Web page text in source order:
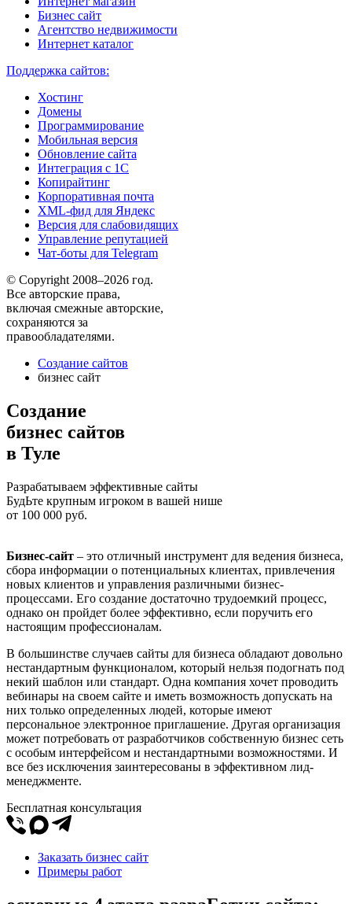
Бизнес сайт
Агентство недвижимости
Интернет каталог
Поддержка сайтов:
Хостинг
Домены
Программирование
Мобильная версия
Обновление сайта
Интеграция с 1С
Копирайтинг
Корпоративная почта
XML-фид для Яндекс
Версия для слабовидящих
Управление репутацией
Чат-боты для Telegram
© Copyright 2008–2026 год.
Все авторские права,
включая смежные авторские,
сохраняются за
правообладателями.
Создание сайтов
бизнес сайт
Созданиe
бизнес сайтов
в Туле
Разрабатываем эффективные сайты
БудЬте крупным игроком в вашей нише
от 100 000 руб.
Бизнес-сайт – это отличный инструмент для ведения бизнеса,
сбора информации о потенциальных клиентах, привлечения
новых клиентов и управления различными бизнес-
процессами. Его создание достаточно трудоемкий процесс,
однако он пройдет более эффективно, если поручить его
настоящим профессионалам.
В большинстве случаев сайты для бизнеса обладают довольно
нестандартным функционалом, который нельзя подогнать под
некий шаблон или стандарт. Одна компания хочет проводить
вебинары на своем сайте и иметь возможность допускать на
них только определенных людей, которые имеют
персональное электронное приглашение. Другая организация
может потребовать от разработчиков собственную бизнес сеть
с особым интерфейсом и нестандартными возможностями. И
все без исключения заинтересованы в эффективном лид-
менеджменте.
Бесплатная консультация
Заказать бизнес сайт
Примеры работ